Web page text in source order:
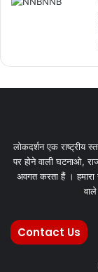
लोकदर्शन एक राष्ट्रीय
पर होने वाली घटनाओ,
अवगत करता हैं । हमारा
Contact Us